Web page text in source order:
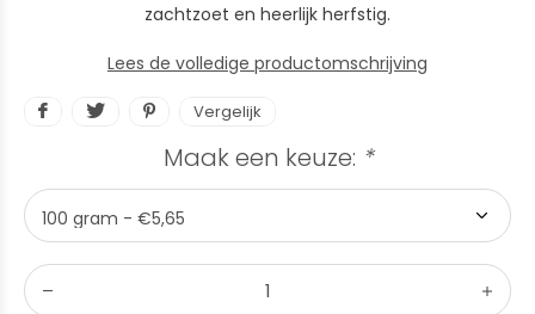
zachtzoet en heerlijk herfstig.
Lees de volledige productomschrijving
Vergelijk
Maak een keuze: *